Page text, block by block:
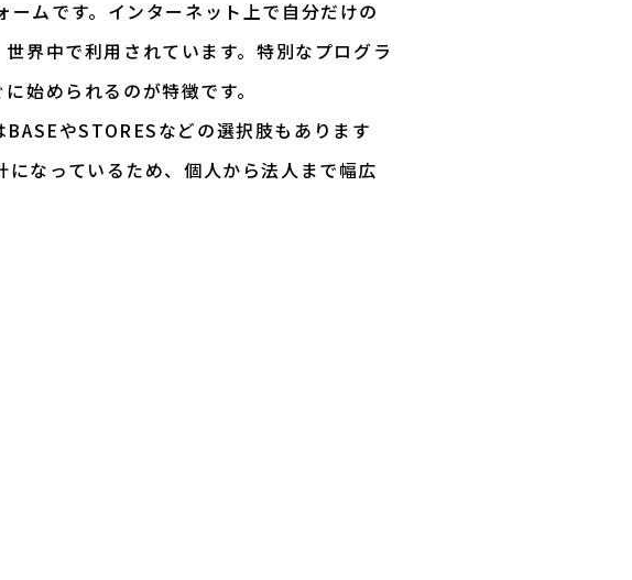
ムです。インターネット上で自分だけの
界中で利用されています。特別なプログラ
始められるのが特徴です。
やSTORESなどの選択肢もあります
なっているため、個人から法人まで幅広